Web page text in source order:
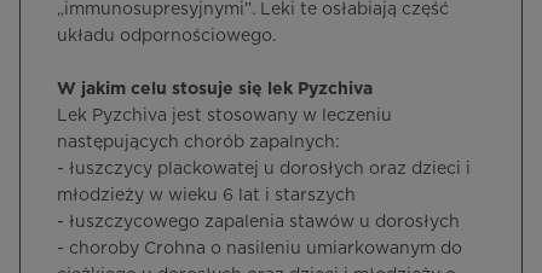
„immunosupresyjnymi”. Leki te osłabiają część
układu odpornościowego.
W jakim celu stosuje się lek Pyzchiva
Lek Pyzchiva jest stosowany w leczeniu
następujących chorób zapalnych:
- łuszczycy plackowatej u dorosłych oraz dzieci i
młodzieży w wieku 6 lat i starszych
- łuszczycowego zapalenia stawów u dorosłych
- choroby Crohna o nasileniu umiarkowanym do